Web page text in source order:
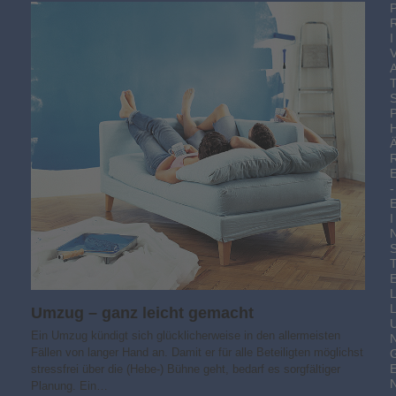
Umzug – ganz leicht gemacht
Ein Umzug kündigt sich glücklicherweise in den allermeisten
Fällen von langer Hand an. Damit er für alle Beteiligten möglichst
stressfrei über die (Hebe-) Bühne geht, bedarf es sorgfältiger
Planung. Ein…
I
-
I
L
L